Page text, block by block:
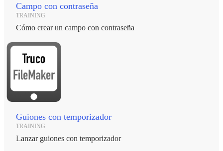
Campo con contraseña
TRAINING
Cómo crear un campo con contraseña
Guiones con temporizador
TRAINING
Lanzar guiones con temporizador